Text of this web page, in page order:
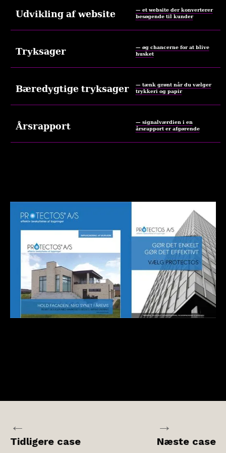
Udvikling af website
— et website der konverterer
besøgende til kunder
Tryksager
— øg chancerne for at blive
husket
Bæredygtige tryksager
— tænk grønt når du vælger
trykkeri og papir
Årsrapport
— signalværdien i en
årsrapport er afgørende
←
Tidligere case
→
Næste case